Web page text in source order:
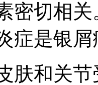
密切相
症是银
肤和关